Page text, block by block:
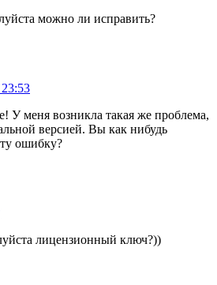
можно ли исправить?
У меня возникла такая же проблема,
версией. Вы как нибудь
ошибку?
лицензионный ключ?))